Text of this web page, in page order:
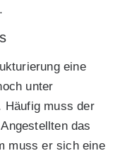
eine
unter
Häufig muss der
das
muss er sich eine